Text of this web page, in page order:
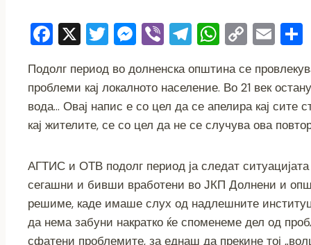
F
c
e
b
o
k
X T
tt
er
M
ss
e
n
er
Vi
er
T
e
gr
a
W
at
s
A
p
C
p
y
Li
k
E
ai
l
Подолг период во долненска општина се
проблеми кај локалното население. Во 21 век
вода… Овај напис е со цел да се апелира кај сите
кај жителите, се со цел да не се случува ова
АГТИС и ОТВ подолг период ја следат
сегашни и бивши вработени во ЈКП Долнени и
решиме, каде имаше слух од надлешните
да нема забуни накратко ќе споменеме дел од
сфатени проблемите, за еднаш да прекине тој